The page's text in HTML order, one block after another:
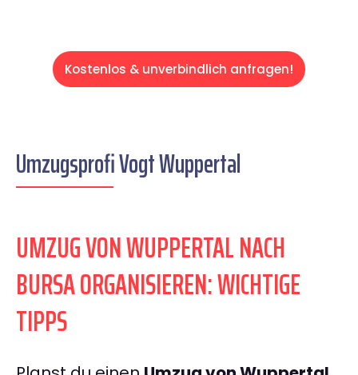
Kostenlos & unverbindlich anfragen!
Umzugsprofi Vogt Wuppertal
UMZUG VON WUPPERTAL NACH
BURSA ORGANISIEREN: WICHTIGE
TIPPS